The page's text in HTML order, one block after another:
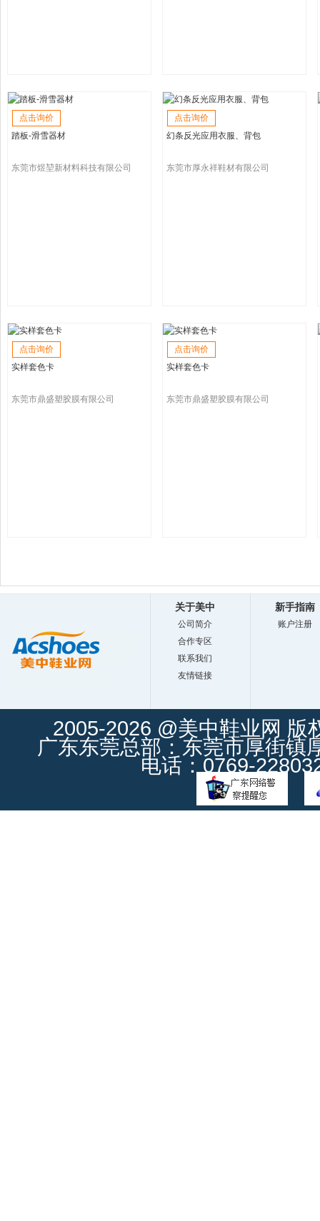
点击询价
踏板-滑雪器材
东莞市煜堃新材料科技有限公司
点击询价
幻条反光应用衣服、背包
东莞市厚永祥鞋材有限公司
点击询价
实样套色卡
东莞市鼎盛塑胶膜有限公司
点击询价
实样套色卡
东莞市鼎盛塑胶膜有限公司
关于美中
公司简介
合作专区
联系我们
友情链接
新手指南
账户注册
2005-2026 @美中鞋业网 版
广东东莞总部：东莞市厚街镇
电话：0769-